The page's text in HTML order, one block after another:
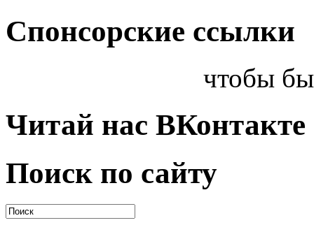
Спонсорские ссылки
чтобы
Читай нас ВКонтакте
Поиск по сайту